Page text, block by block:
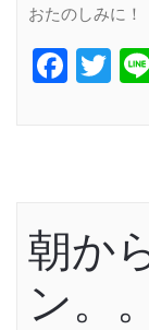
おたのしみに！
朝か
ン。。